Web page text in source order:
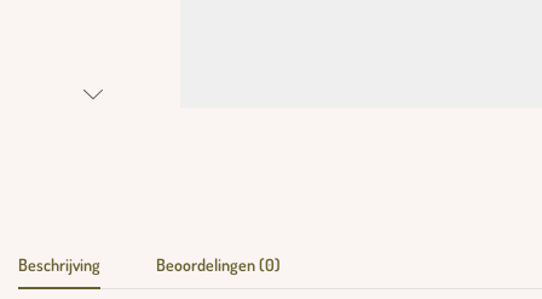
Beschrijving Beoordelingen (0)